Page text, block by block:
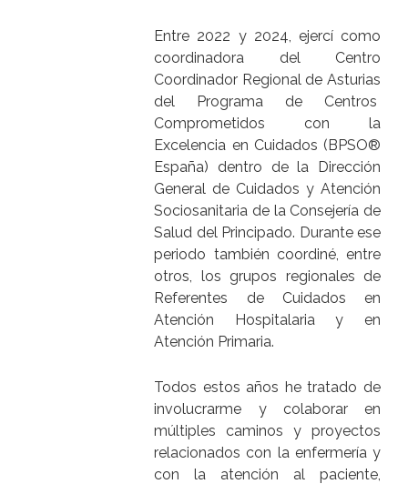
Entre 2022 y 2024, ejercí como
coordinadora del Centro
Coordinador Regional de Asturias
del Programa de Centros
Comprometidos con la
Excelencia en Cuidados (BPSO®
España) dentro de la Dirección
General de Cuidados y Atención
Sociosanitaria de la Consejería de
Salud del Principado. Durante ese
periodo también coordiné, entre
otros, los grupos regionales de
Referentes de Cuidados en
Atención Hospitalaria y en
Atención Primaria.
Todos estos años he tratado de
involucrarme y colaborar en
múltiples caminos y proyectos
relacionados con la enfermería y
con la atención al paciente,